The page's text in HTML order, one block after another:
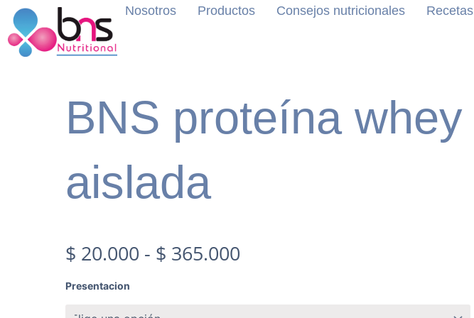
contenido
Nosotros Productos Consejos nutricionales Recetas
BNS proteína whey
aislada
$ 20.000 - $ 365.000
Presentacion
proteína